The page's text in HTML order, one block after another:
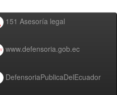
151 Asesoría legal
www.defensoria.gob.ec
DefensoriaPublicaDelEcuador